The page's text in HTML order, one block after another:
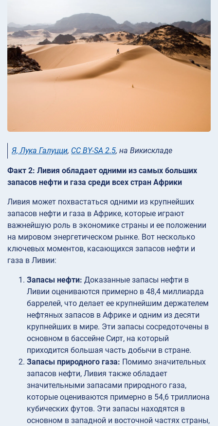
Я, Лука Галуцци, CC BY-SA 2.5, на Викискладе
Факт 2: Ливия обладает одними из самых больших
запасов нефти и газа среди всех стран Африки
Ливия может похвастаться одними из крупнейших
запасов нефти и газа в Африке, которые играют
важнейшую роль в экономике страны и ее положении
на мировом энергетическом рынке. Вот несколько
ключевых моментов, касающихся запасов нефти и
газа в Ливии:
Запасы нефти: Доказанные запасы нефти в
Ливии оцениваются примерно в 48,4 миллиарда
баррелей, что делает ее крупнейшим держателем
нефтяных запасов в Африке и одним из десяти
крупнейших в мире. Эти запасы сосредоточены в
основном в бассейне Сирт, на который
приходится большая часть добычи в стране.
Запасы природного газа: Помимо значительных
запасов нефти, Ливия также обладает
значительными запасами природного газа,
которые оцениваются примерно в 54,6 триллиона
кубических футов. Эти запасы находятся в
основном в западной и восточной частях страны,